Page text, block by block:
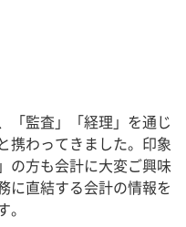
「監査」「経理」を通じ
携わってきました。印象
の方も会計に大変ご興味
に直結する会計の情報を